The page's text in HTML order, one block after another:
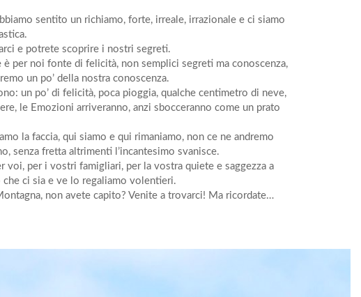
sentito un richiamo, forte, irreale, irrazionale e ci siamo
e potrete scoprire i nostri segreti.
per noi fonte di felicità, non semplici segreti ma conoscenza,
un po’ della nostra conoscenza.
un po’ di felicità, poca pioggia, qualche centimetro di neve,
le Emozioni arriveranno, anzi sbocceranno come un prato
la faccia, qui siamo e qui rimaniamo, non ce ne andremo
senza fretta altrimenti l’incantesimo svanisce.
per i vostri famigliari, per la vostra quiete e saggezza a
ci sia e ve lo regaliamo volentieri.
non avete capito? Venite a trovarci! Ma ricordate…